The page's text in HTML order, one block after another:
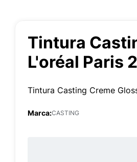
Tintura
L'oréal Paris
Tintura Casting Creme
Marca:CASTING